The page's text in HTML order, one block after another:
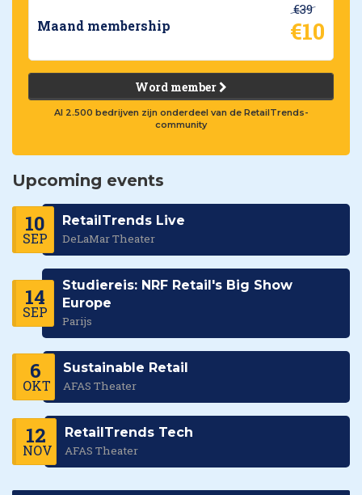
Maand membership
€39
€10
Word member
Al 2.500 bedrijven zijn onderdeel van de RetailTrends-
community
Upcoming events
10
SEP
RetailTrends Live
DeLaMar Theater
14
SEP
Studiereis: NRF Retail's Big Show
Europe
Parijs
6
OKT
Sustainable Retail
AFAS Theater
12
NOV
RetailTrends Tech
AFAS Theater